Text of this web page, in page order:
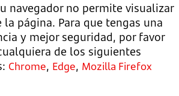
navegador no permite visualizar
página. Para que tengas una
y mejor seguridad, por favor
de los siguientes
Chrome, Edge, Mozilla Firefox